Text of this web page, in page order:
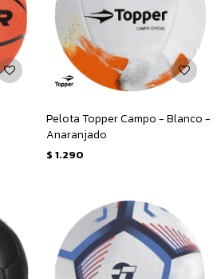
Pelota Topper Campo - Blanco -
Anaranjado
$ 1.290